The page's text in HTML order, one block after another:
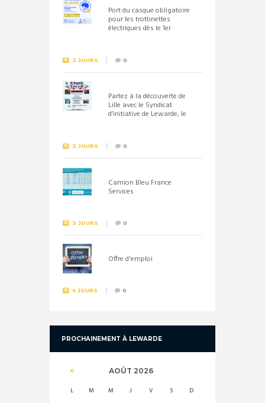
Port du casque obligatoire
pour les trottinettes
électriques dès le 1er
3 JOURS 0
Partez à la découverte de
Lille avec le Syndicat
d’initiative de Lewarde, le
3 JOURS 0
Camion Bleu France
Services
3 JOURS 0
Offre d'emploi
4 JOURS 0
PROCHAINEMENT À LEWARDE
AOÛT 2026
L M M J V S D